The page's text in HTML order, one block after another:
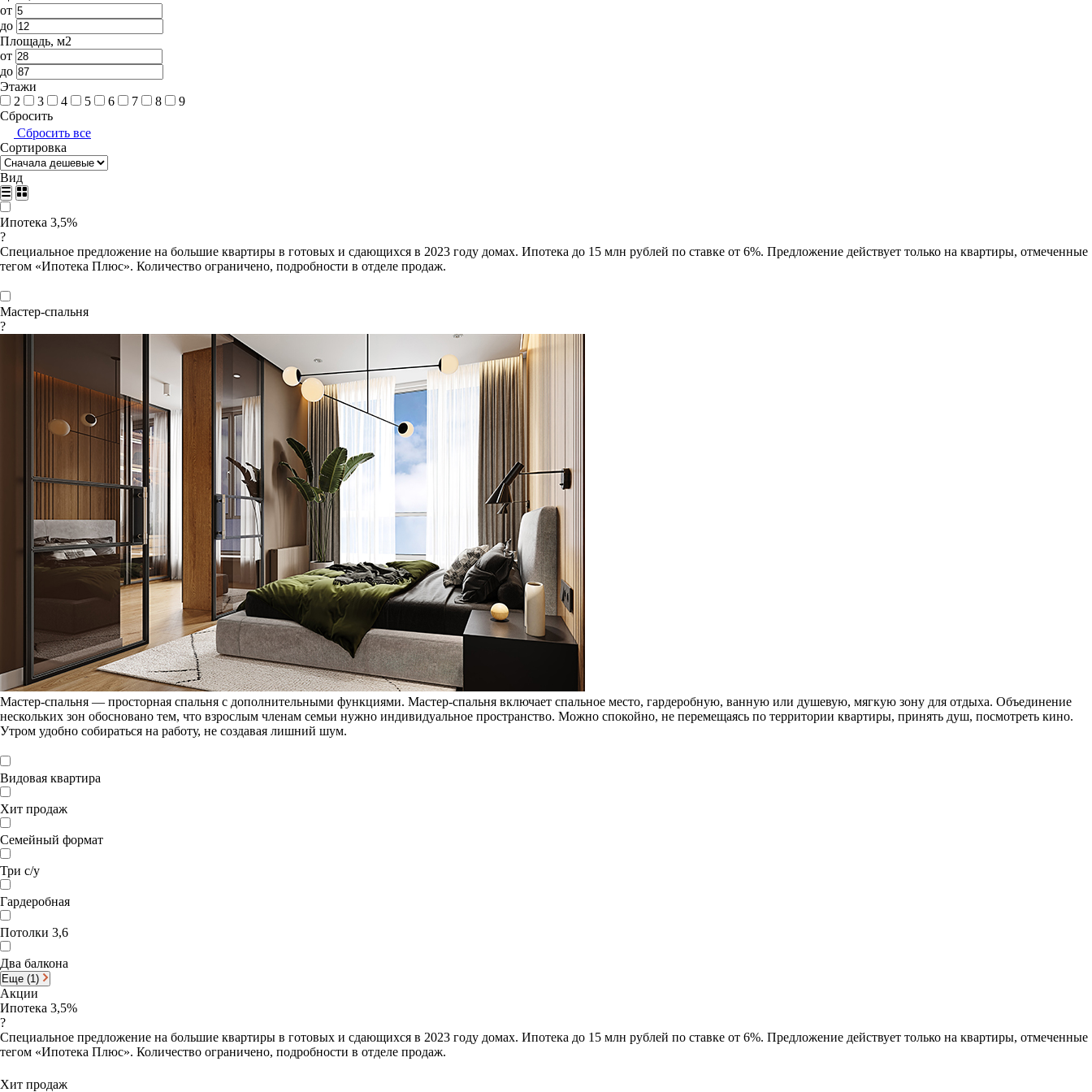
от
до
Площадь, м2
от
до
Этажи
2
3 4 5 6 7 8
9
Сбросить
Сбросить все
Сортировка
Вид
Ипотека 3,5%
?
Специальное предложение на большие квартиры в готовых и сдающихся в 2023 году домах. Ипотека до 15 млн рублей по ставке от 6%. Предложение действует только на квартиры, отмеченные
тегом «Ипотека Плюс». Количество ограничено, подробности в отделе продаж.
Мастер-спальня
?
Мастер-спальня — просторная спальня с дополнительными функциями. Мастер-спальня включает спальное место, гардеробную, ванную или душевую, мягкую зону для отдыха. Объединение
нескольких зон обосновано тем, что взрослым членам семьи нужно индивидуальное пространство. Можно спокойно, не перемещаясь по территории квартиры, принять душ, посмотреть кино.
Утром удобно собираться на работу, не создавая лишний шум.
Видовая квартира
Хит продаж
Семейный формат
Три с/у
Гардеробная
Потолки 3,6
Два балкона
Еще (1)
Акции
Ипотека 3,5%
?
Специальное предложение на большие квартиры в готовых и сдающихся в 2023 году домах. Ипотека до 15 млн рублей по ставке от 6%. Предложение действует только на квартиры, отмеченные
тегом «Ипотека Плюс». Количество ограничено, подробности в отделе продаж.
Хит продаж